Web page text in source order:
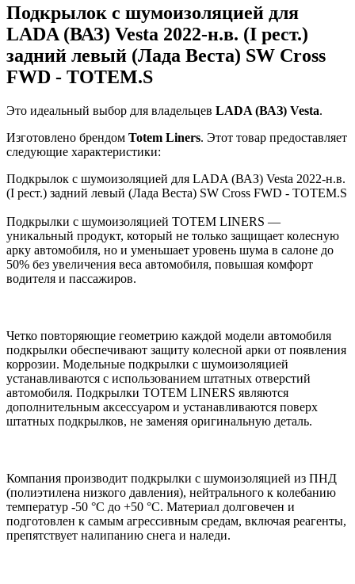
Подкрылок с шумоизоляцией для
LADA (ВАЗ) Vesta 2022-н.в. (I рест.)
задний левый (Лада Веста) SW Cross
FWD - TOTEM.S
Это идеальный выбор для владельцев LADA (ВАЗ) Vesta.
Изготовлено брендом Totem Liners. Этот товар предоставляет
следующие характеристики:
Подкрылок с шумоизоляцией для LADA (ВАЗ) Vesta 2022-н.в.
(I рест.) задний левый (Лада Веста) SW Cross FWD - TOTEM.S
Подкрылки с шумоизоляцией TOTEM LINERS —
уникальный продукт, который не только защищает колесную
арку автомобиля, но и уменьшает уровень шума в салоне до
50% без увеличения веса автомобиля, повышая комфорт
водителя и пассажиров.
Четко повторяющие геометрию каждой модели автомобиля
подкрылки обеспечивают защиту колесной арки от появления
коррозии. Модельные подкрылки с шумоизоляцией
устанавливаются с использованием штатных отверстий
автомобиля. Подкрылки TOTEM LINERS являются
дополнительным аксессуаром и устанавливаются поверх
штатных подкрылков, не заменяя оригинальную деталь.
Компания производит подкрылки с шумоизоляцией из ПНД
(полиэтилена низкого давления), нейтрального к колебанию
температур -50 °С до +50 °С. Материал долговечен и
подготовлен к самым агрессивным средам, включая реагенты,
препятствует налипанию снега и наледи.